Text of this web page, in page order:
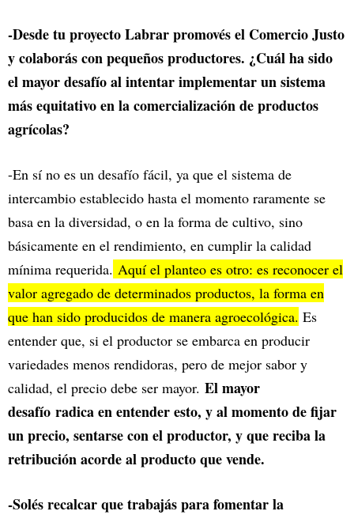
-Desde tu proyecto Labrar promovés el Comercio Justo
y colaborás con pequeños productores. ¿Cuál ha sido
el mayor desafío al intentar implementar un sistema
más equitativo en la comercialización de productos
agrícolas?
-En sí no es un desafío fácil, ya que el sistema de
intercambio establecido hasta el momento raramente se
basa en la diversidad, o en la forma de cultivo, sino
básicamente en el rendimiento, en cumplir la calidad
mínima requerida. Aquí el planteo es otro: es reconocer el
valor agregado de determinados productos, la forma en
que han sido producidos de manera agroecológica. Es
entender que, si el productor se embarca en producir
variedades menos rendidoras, pero de mejor sabor y
calidad, el precio debe ser mayor. El mayor
desafío radica en entender esto, y al momento de fijar
un precio, sentarse con el productor, y que reciba la
retribución acorde al producto que vende.
-Solés recalcar que trabajás para fomentar la